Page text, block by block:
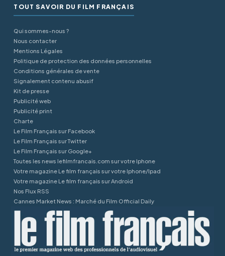
TOUT SAVOIR DU FILM FRANÇAIS
Qui sommes-nous ?
Nous contacter
Mentions Légales
Politique de protection des données personnelles
Conditions générales de vente
Signalement contenu abusif
Kit de presse
Publicité web
Publicité print
Charte
Le Film Français sur Facebook
Le Film Français sur Twitter
Le Film Français sur Google+
Toutes les news lefilmfrancais.com sur votre Iphone
Votre magazine Le film français sur votre Iphone/Ipad
Votre magazine Le film français sur Android
Nos Flux RSS
Cannes Market News : Marché du Film Official Daily